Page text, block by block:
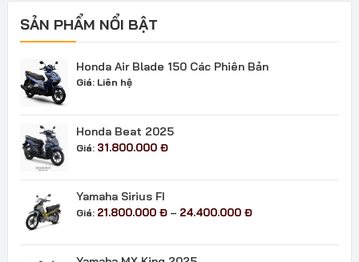
SẢN PHẨM NỔI BẬT
Honda Air Blade 150 Các Phiên Bản
Giá: Liên hệ
Honda Beat 2025
Giá: 31.800.000 Đ
Yamaha Sirius FI
Giá: 21.800.000 Đ – 24.400.000 ĐKhoảng